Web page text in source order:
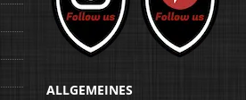
ALLGEMEINES